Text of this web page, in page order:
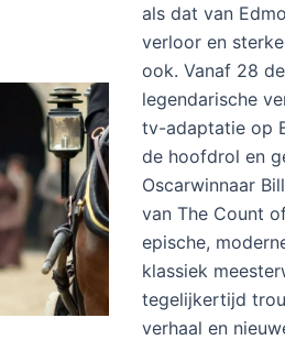
als dat van
verloor en
ook. Vanaf 28
legendarische
tv-adaptatie op
de hoofdrol en
Oscarwinnaar
van The Count
epische,
klassiek
tegelijkertijd
verhaal en